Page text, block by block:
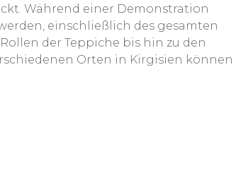
Während einer Demonstration
einschließlich des gesamten
der Teppiche bis hin zu den
Orten in Kirgisien können